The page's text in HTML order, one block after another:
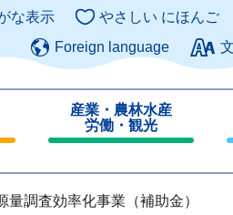
このページ
な表示 やさしい にほんご
Foreign language
産業・農林水産
労働・観光
じ
る
量調査効率化事業（補助金）